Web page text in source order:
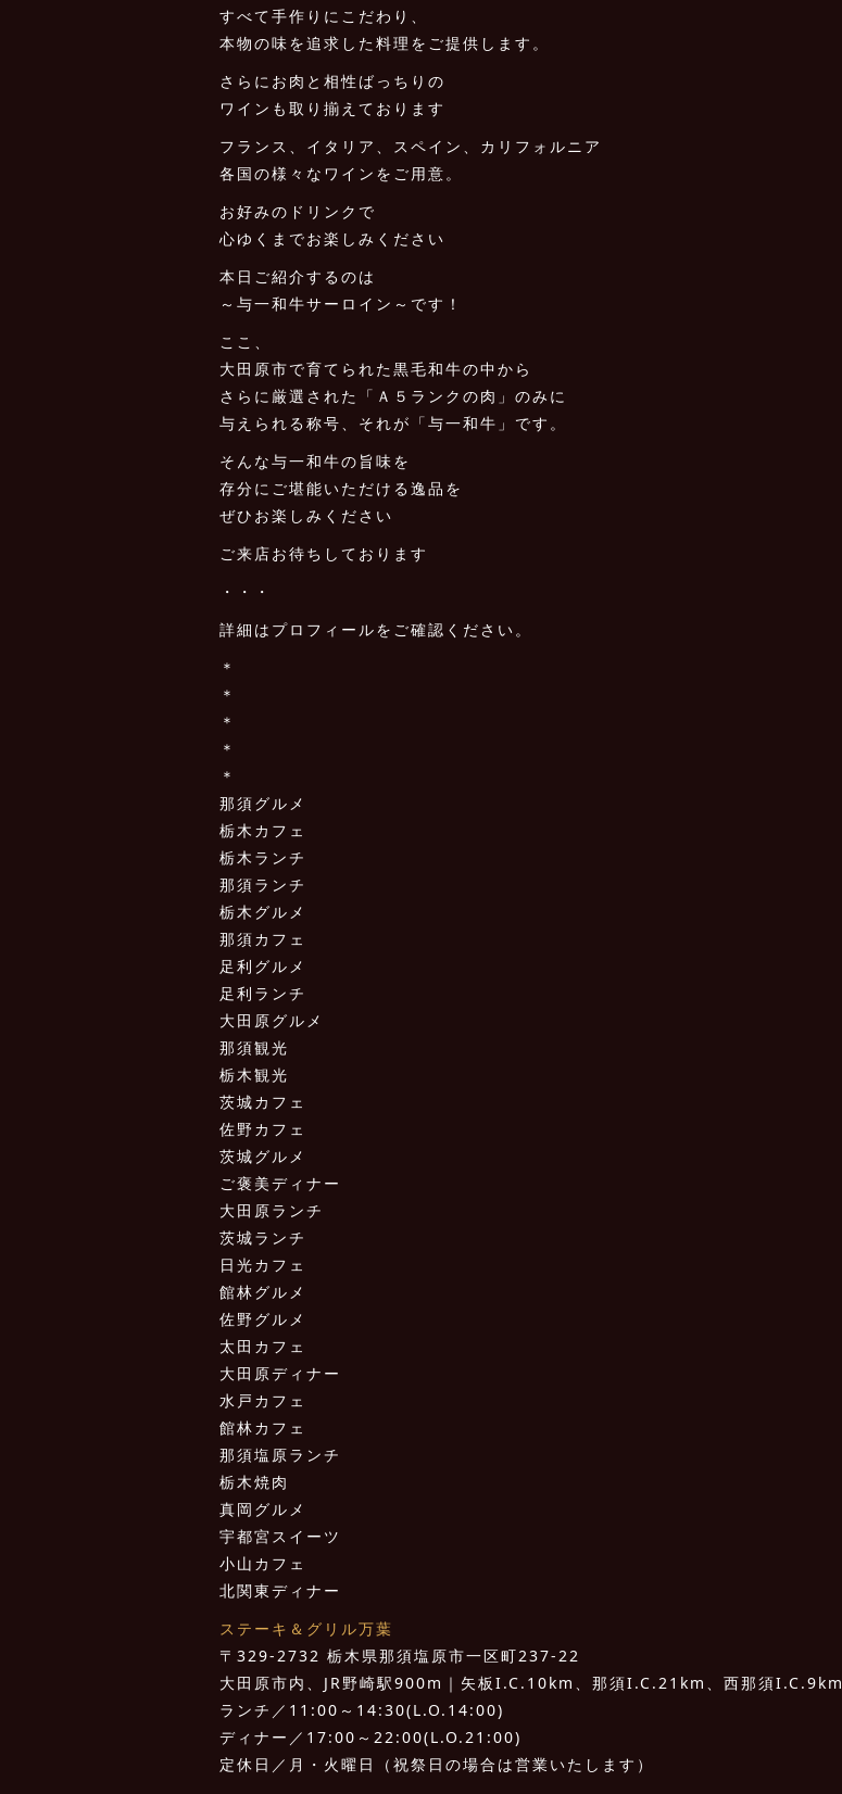
すべて手作りにこだわり、
本物の味を追求した料理をご提供します。
さらにお肉と相性ばっちりの
ワインも取り揃えております
フランス、イタリア、スペイン、カリフォルニア
各国の様々なワインをご用意。
お好みのドリンクで
心ゆくまでお楽しみください
本日ご紹介するのは
～与一和牛サーロイン～です！
ここ、
大田原市で育てられた黒毛和牛の中から
さらに厳選された「Ａ５ランクの肉」のみに
与えられる称号、それが「与一和牛」です。
そんな与一和牛の旨味を
存分にご堪能いただける逸品を
ぜひお楽しみください
ご来店お待ちしております
・・・
詳細はプロフィールをご確認ください。
＊
＊
＊
＊
＊
那須グルメ
栃木カフェ
栃木ランチ
那須ランチ
栃木グルメ
那須カフェ
足利グルメ
足利ランチ
大田原グルメ
那須観光
栃木観光
茨城カフェ
佐野カフェ
茨城グルメ
ご褒美ディナー
大田原ランチ
茨城ランチ
日光カフェ
館林グルメ
佐野グルメ
太田カフェ
大田原ディナー
水戸カフェ
館林カフェ
那須塩原ランチ
栃木焼肉
真岡グルメ
宇都宮スイーツ
小山カフェ
北関東ディナー
ステーキ＆グリル万葉
〒329-2732 栃木県那須塩原市一区町237-22
大田原市内、JR野崎駅900m｜矢板I.C.10km、那須I.C.21km、西那須I.C.9km
ランチ／11:00～14:30(L.O.14:00)
ディナー／17:00～22:00(L.O.21:00)
定休日／月・火曜日（祝祭日の場合は営業いたします）